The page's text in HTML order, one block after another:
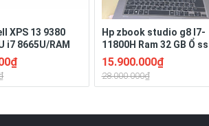
XPS 13 9380
i7 8665U/RAM
256G/LCD
/Bateyr 4 Cell
hành Win 11 bản
Hp zbook studio g8 I7-
11800H Ram 32 GB Ổ
GB Màn 15.6" ich Full
VGA: Nvidia T1200
GPU (4gb DRR6).
15.900.000₫
28.000.000₫